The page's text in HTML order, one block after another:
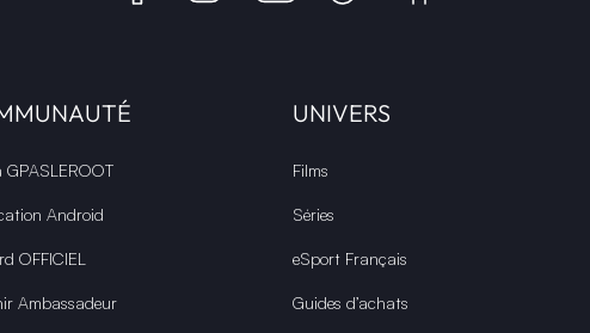
GPASLEROOT
Android
OFFICIEL
Ambassadeur
UNIVERS
Films
Séries
eSport Français
Guides d’achats